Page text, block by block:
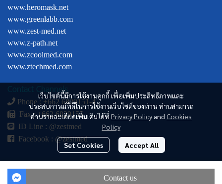
Contact us
เว็บไซต์นี้มีการใช้งานคุกกี้ เพื่อเพิ่มประสิทธิภาพและ
ประสบการณ์ที่ดีในการใช้งานเว็บไซต์ของท่าน ท่านสามารถ
อ่านรายละเอียดเพิ่มเติมได้ที่ Privacy Policy and Cookies
Policy
Set Cookies Accept All
www.heromask.net
www.greenlabb.com
www.zest-med.net
www.z-path.net
www.zcoolmed.com
www.ztechmed.com
Contact Channels
Phone : +662 6829151-4
Fax : +662 6829155
ID Line : @zestmed
Facebook : @zestmed